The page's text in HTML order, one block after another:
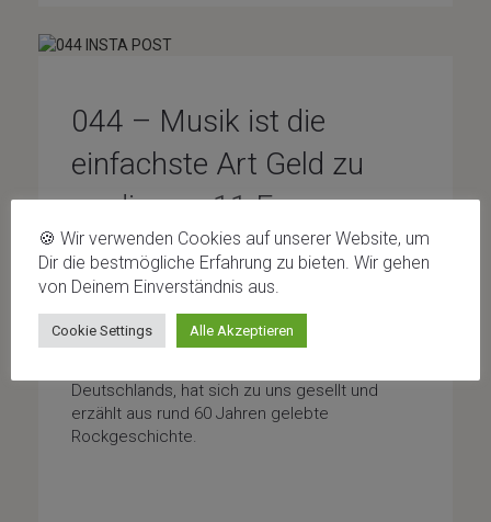
044 – Musik ist die
einfachste Art Geld zu
verdienen: 11 Fragen an
Steffi Stephan
In dieser Folge von Auf 11 – Der
Gitarrenpodcast haben wir schlicht und
ergreifend eine lebende Legende zu Gast.
Deutschlands, hat sich zu uns gesellt und
erzählt aus rund 60 Jahren gelebte
Rockgeschichte.
🍪 Wir verwenden Cookies auf unserer Website, um
Dir die bestmögliche Erfahrung zu bieten. Wir gehen
von Deinem Einverständnis aus.
Cookie Settings Alle Akzeptieren